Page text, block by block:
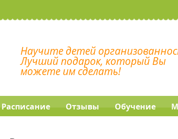
Научите детей
Лучший подарок, который Вы
можете им сделать!
Расписание Отзывы Обучение